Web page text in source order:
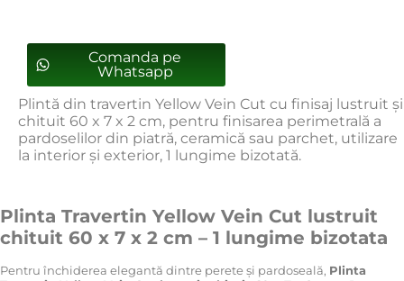
Comanda pe
Whatsapp
Plintă din travertin Yellow Vein Cut cu finisaj lustruit și
chituit 60 x 7 x 2 cm, pentru finisarea perimetrală a
pardoselilor din piatră, ceramică sau parchet, utilizare
la interior și exterior, 1 lungime bizotată.
Plinta Travertin Yellow Vein Cut lustruit
chituit 60 x 7 x 2 cm – 1 lungime bizotata
Pentru închiderea elegantă dintre perete și pardoseală, Plinta